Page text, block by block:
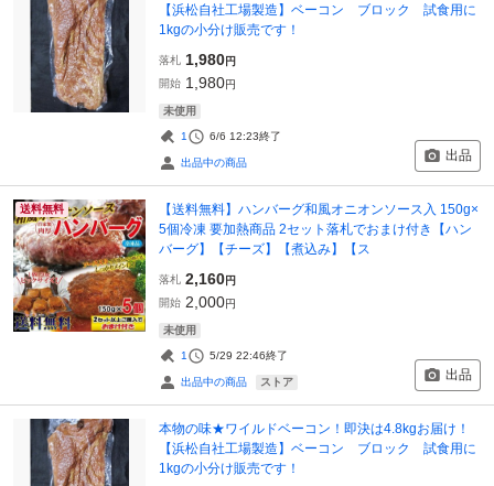
【浜松自社工場製造】ベーコン ブロック 試食用に
1kgの小分け販売です！
落札 1,980円
開始 1,980円
未使用
1 6/6 12:23終了
出品中の商品 出品
送料無料
【送料無料】ハンバーグ和風オニオンソース入 150g×
5個冷凍 要加熱商品 2セット落札でおまけ付き【ハン
バーグ】【チーズ】【煮込み】【ス
落札 2,160円
開始 2,000円
未使用
1 5/29 22:46終了
出品中の商品 ストア 出品
本物の味★ワイルドベーコン！即決は4.8kgお届け！
【浜松自社工場製造】ベーコン ブロック 試食用に
1kgの小分け販売です！